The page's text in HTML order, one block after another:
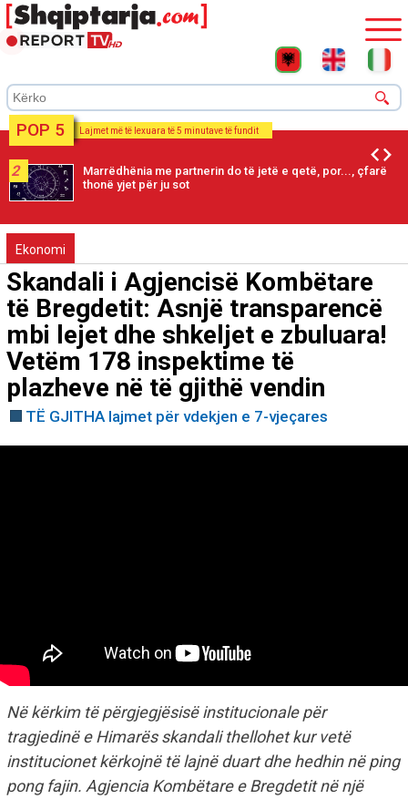
POP 5 Lajmet më të lexuara të 5 minutave të fundit
2
Marrëdhënia me partnerin do të jetë e qetë, por..., çfarë
thonë yjet për ju sot
Ekonomi
Skandali i Agjencisë Kombëtare
të Bregdetit: Asnjë transparencë
mbi lejet dhe shkeljet e zbuluara!
Vetëm 178 inspektime të
plazheve në të gjithë vendin
TË GJITHA lajmet për vdekjen e 7-vjeçares
Në kërkim të përgjegjësisë institucionale për
tragjedinë e Himarës skandali thellohet kur vetë
institucionet kërkojnë të lajnë duart dhe hedhin në ping
pong fajin. Agjencia Kombëtare e Bregdetit në një